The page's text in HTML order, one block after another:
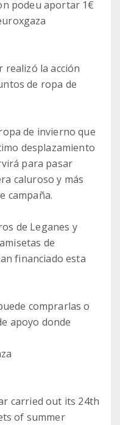
podeu aportar 1€
realizó la acción
de ropa de
de invierno que
desplazamiento
para pasar
caluroso y más
campaña.
de Leganes y
de
financiado esta
comprarlas o
apoyo donde
carried out its 24th
of summer